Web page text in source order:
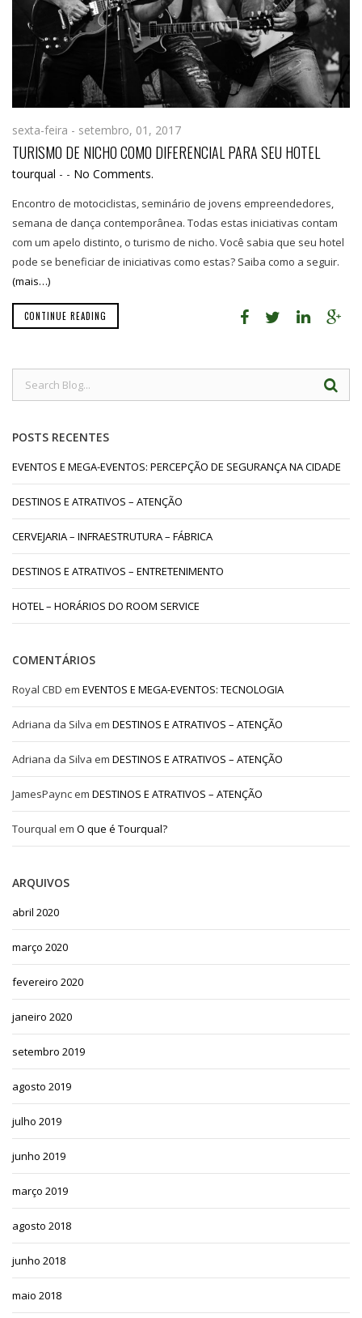
sexta-feira - setembro, 01, 2017
TURISMO DE NICHO COMO DIFERENCIAL PARA SEU HOTEL
tourqual - - No Comments.
Encontro de motociclistas, seminário de jovens empreendedores,
semana de dança contemporânea. Todas estas iniciativas contam
com um apelo distinto, o turismo de nicho. Você sabia que seu hotel
pode se beneficiar de iniciativas como estas? Saiba como a seguir.
(mais…)
CONTINUE READING
POSTS RECENTES
EVENTOS E MEGA-EVENTOS: PERCEPÇÃO DE SEGURANÇA NA CIDADE
DESTINOS E ATRATIVOS – ATENÇÃO
CERVEJARIA – INFRAESTRUTURA – FÁBRICA
DESTINOS E ATRATIVOS – ENTRETENIMENTO
HOTEL – HORÁRIOS DO ROOM SERVICE
COMENTÁRIOS
Royal CBD em EVENTOS E MEGA-EVENTOS: TECNOLOGIA
Adriana da Silva em DESTINOS E ATRATIVOS – ATENÇÃO
Adriana da Silva em DESTINOS E ATRATIVOS – ATENÇÃO
JamesPaync em DESTINOS E ATRATIVOS – ATENÇÃO
Tourqual em O que é Tourqual?
ARQUIVOS
abril 2020
março 2020
fevereiro 2020
janeiro 2020
setembro 2019
agosto 2019
julho 2019
junho 2019
março 2019
agosto 2018
junho 2018
maio 2018